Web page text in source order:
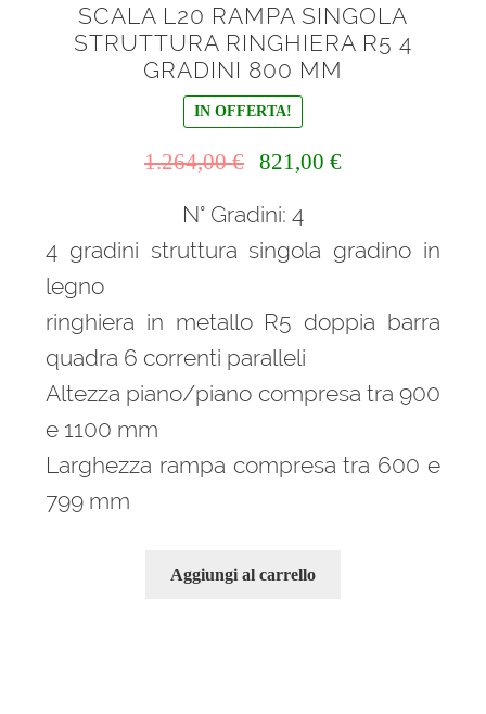
SCALA L20 RAMPA SINGOLA
STRUTTURA RINGHIERA R5 4
GRADINI 800 MM
IN OFFERTA!
1.264,00€
originale
1.264,00 €.
821,00 €Il
821,00 €.
N° Gradini: 4
4 gradini struttura singola gradino in
legno
ringhiera in metallo R5 doppia barra
quadra 6 correnti paralleli
Altezza piano/piano compresa tra 900
e 1100 mm
Larghezza rampa compresa tra 600 e
799 mm
Aggiungi al carrello